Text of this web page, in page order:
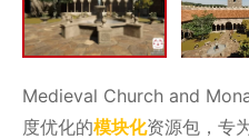
Medieval Church and
度优化的模块化资源包，专